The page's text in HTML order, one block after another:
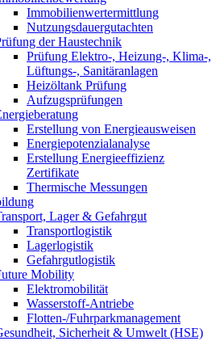
Immobilienwertermittlung
Nutzungsdauergutachten
der Haustechnik
Prüfung Elektro-, Heizung-, Klima-,
Lüftungs-, Sanitäranlagen
Heizöltank Prüfung
Aufzugsprüfungen
Erstellung von Energieausweisen
Energiepotenzialanalyse
Erstellung Energieeffizienz
Zertifikate
Thermische Messungen
Lager & Gefahrgut
Transportlogistik
Lagerlogistik
Gefahrgutlogistik
Mobility
Elektromobilität
Wasserstoff-Antriebe
Flotten-/Fuhrparkmanagement
Sicherheit & Umwelt (HSE)